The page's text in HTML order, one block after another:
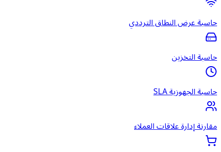
حاسبة عرض النطاق الترددي
حاسبة التخزين
حاسبة الجهوزية SLA
مقارنة إدارة علاقات العملاء